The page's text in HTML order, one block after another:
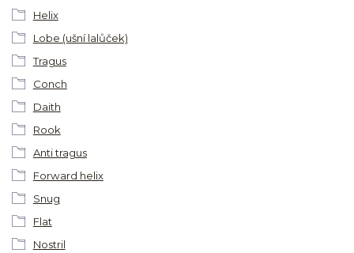
Helix
Lobe (ušní lalůček)
Tragus
Conch
Daith
Rook
Anti tragus
Forward helix
Snug
Flat
Nostril